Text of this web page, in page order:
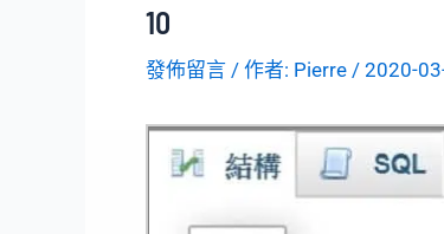
10
發佈留言 / 作者: Pierre / 2020-